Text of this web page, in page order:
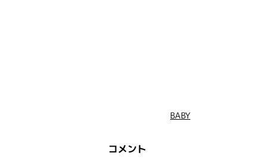
BABY
コメント